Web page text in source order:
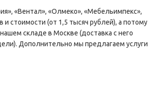
«Вентал», «Олмеко», «Мебельимпекс»,
стоимости (от 1,5 тысяч рублей), а потому
складе в Москве (доставка с него
Дополнительно мы предлагаем услуги